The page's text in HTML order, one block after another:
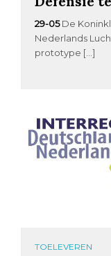
29-05 De
Nederlands
prototype […]
TOELEVEREN